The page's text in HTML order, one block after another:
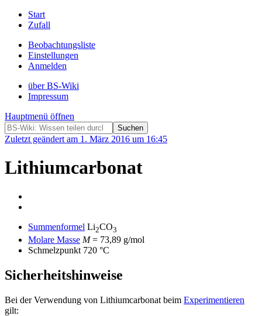
Start
Zufall
Beobachtungsliste
Einstellungen
Anmelden
über BS-Wiki
Impressum
Hauptmenü öffnen
Zuletzt geändert am 1. März 2016 um 16:45
Lithiumcarbonat
Summenformel Li2CO3
Molare Masse M= 73,89 g/mol
Schmelzpunkt 720 °C
Sicherheitshinweise
Bei der Verwendung von Lithiumcarbonat beim Experimentieren
gilt: